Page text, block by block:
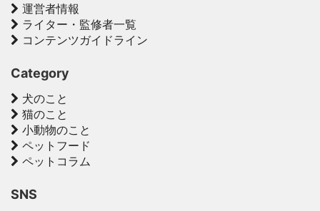
運営者情報
ライター・監修者一覧
コンテンツガイドライン
Category
犬のこと
猫のこと
小動物のこと
ペットフード
ペットコラム
SNS